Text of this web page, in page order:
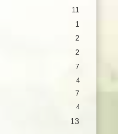
11
1
2
2
7
4
7
4
13